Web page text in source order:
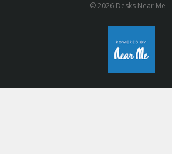
© 2026 Desks Near Me